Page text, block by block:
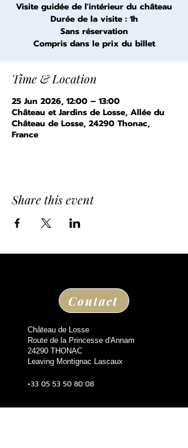
Visite guidée de l'intérieur du château
Durée de la visite : 1h
Sans réservation
Compris dans le prix du billet
Time & Location
25 Jun 2026, 12:00 – 13:00
Château et Jardins de Losse, Allée du
Château de Losse, 24290 Thonac,
France
Share this event
Contact
Château de Losse
Route de la Princesse d'Annam
24290 THONAC
Leaving Montignac Lascaux
+33 05 53 50 80 08